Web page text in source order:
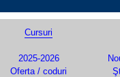
Cursuri
2025-2026
Oferta / coduri